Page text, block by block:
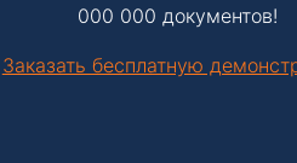
000 000 документов!
Заказать бесплатную